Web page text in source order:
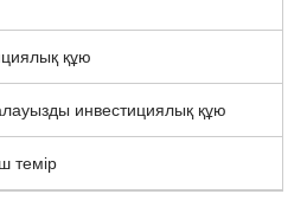
құю
инвестициялық құю
темір